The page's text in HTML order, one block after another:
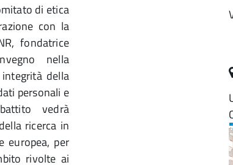
di etica
con la
fondatrice
nella
della
personali e
vedrà
ricerca in
europea, per
rivolte ai